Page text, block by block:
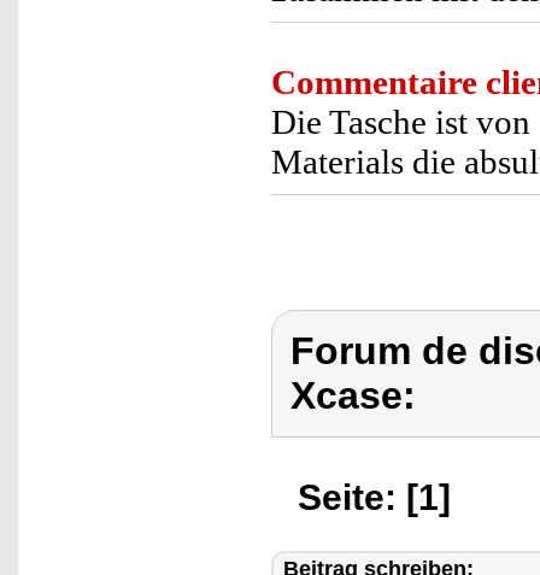
Commentaire
Die Tasche ist
Materials die
Forum de
Xcase:
Seite: [1]
Beitrag schreiben: